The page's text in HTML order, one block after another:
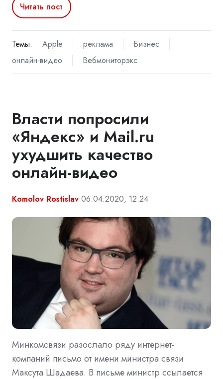
Читать пост
Темы: Apple реклама
Бизнес
онлайн-видео
Вебмониторэкс
Власти попросили
«Яндекс» и Mail.ru
ухудшить качество
онлайн-видео
Komolov Rostislav 06.04.2020, 12:24
Минкомсвязи разослало ряду интернет-
компаний письмо от имени министра связи
Максута Шадаева. В письме министр ссылается